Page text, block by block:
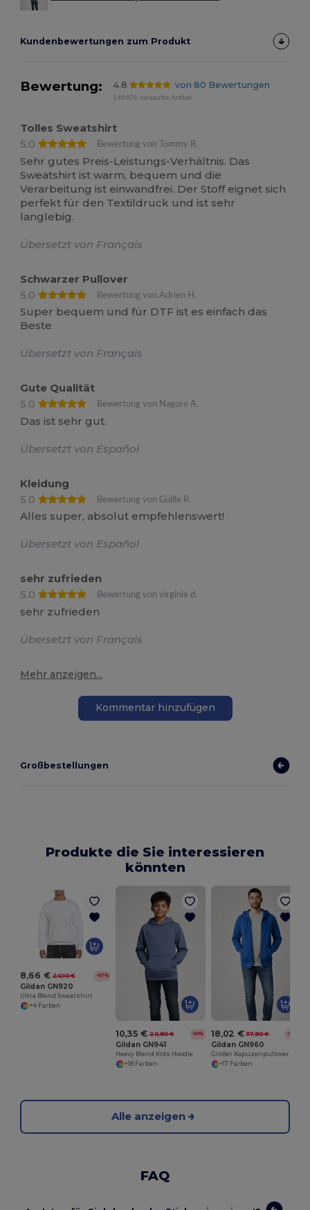
Kundenbewertungen zum Produkt
Bewertung: 4.8 von 80 Bewertungen
149601 verkaufte Artikel
Tolles Sweatshirt
5.0
Bewertung von Tommy R.
Sehr gutes Preis-Leistungs-Verhältnis. Das
Sweatshirt ist warm, bequem und die
Verarbeitung ist einwandfrei. Der Stoff eignet sich
perfekt für den Textildruck und ist sehr
langlebig.
Übersetzt von Français
Schwarzer Pullover
5.0
Bewertung von Adrien H.
Super bequem und für DTF ist es einfach das
Beste
Übersetzt von Français
Gute Qualität
5.0
Bewertung von Nagore A.
Das ist sehr gut.
Übersetzt von Español
Kleidung
5.0
Bewertung von Guille R.
Alles super, absolut empfehlenswert!
Übersetzt von Español
sehr zufrieden
5.0
Bewertung von virginie d.
sehr zufrieden
Übersetzt von Français
Mehr anzeigen...
Kommentar hinzufügen
Großbestellungen
Produkte die Sie interessieren
könnten
8,66 € 20,10 € -57%
Gildan GN920
Ultra Blend Sweatshirt
+4 Farben
10,35 € 20,80 € -50%
Gildan GN941
Heavy Blend Kids Hoodie
+18 Farben
18,02 € 37,90 € -52%
Gildan GN960
+17 Farben
Alle anzeigen
FAQ